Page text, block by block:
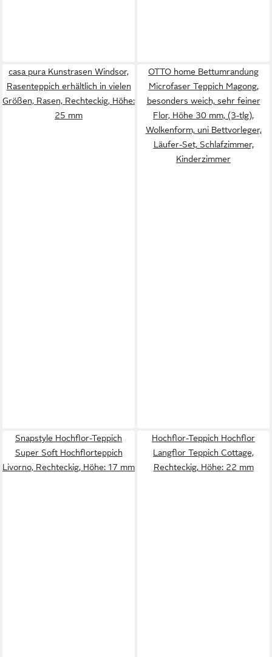
casa pura Kunstrasen Windsor,
Rasenteppich erhältlich in vielen
Größen, Rasen, Rechteckig, Höhe:
25 mm
OTTO home Bettumrandung
Microfaser Teppich Magong,
besonders weich, sehr feiner
Flor, Höhe 30 mm, (3-tlg),
Wolkenform, uni Bettvorleger,
Läufer-Set, Schlafzimmer,
Kinderzimmer
Snapstyle Hochflor-Teppich
Super Soft Hochflorteppich
Livorno, Rechteckig, Höhe: 17 mm
Hochflor-Teppich Hochflor
Langflor Teppich Cottage,
Rechteckig, Höhe: 22 mm